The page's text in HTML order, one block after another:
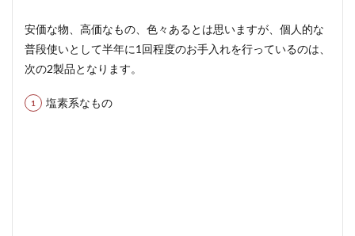
安価な物、高価なもの、色々あるとは思いますが、個人的な
普段使いとして半年に1回程度のお手入れを行っているのは、
次の2製品となります。
塩素系なもの